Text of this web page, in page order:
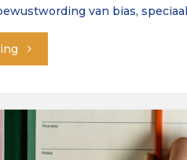
van bias,
"De
diversiteit